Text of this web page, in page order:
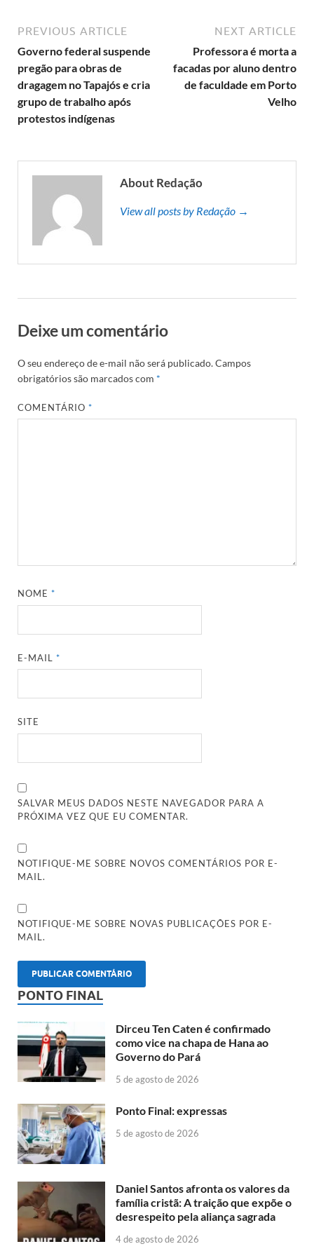
PREVIOUS ARTICLE
Governo federal suspende
pregão para obras de
dragagem no Tapajós e cria
grupo de trabalho após
protestos indígenas
NEXT ARTICLE
Professora é morta a
facadas por aluno dentro
de faculdade em Porto
Velho
About Redação
View all posts by Redação →
Deixe um comentário
O seu endereço de e-mail não será publicado.Campos
obrigatórios são marcados com *
COMENTÁRIO*
NOME*
E-MAIL*
SITE
SALVAR MEUS DADOS NESTE NAVEGADOR PARA A
PRÓXIMA VEZ QUE EU COMENTAR.
NOTIFIQUE-ME SOBRE NOVOS COMENTÁRIOS POR E-
MAIL.
NOTIFIQUE-ME SOBRE NOVAS PUBLICAÇÕES POR E-
MAIL.
PONTO FINAL
Dirceu Ten Caten é confirmado
como vice na chapa de Hana ao
Governo do Pará
5 de agosto de 2026
Ponto Final: expressas
5 de agosto de 2026
Daniel Santos afronta os valores da
família cristã: A traição que expõe o
desrespeito pela aliança sagrada
4 de agosto de 2026